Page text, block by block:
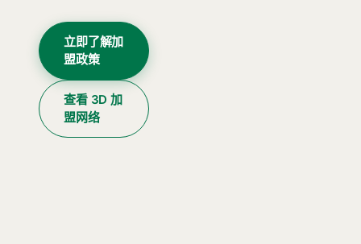
立即了解加
盟政策
查看 3D 加
盟网络